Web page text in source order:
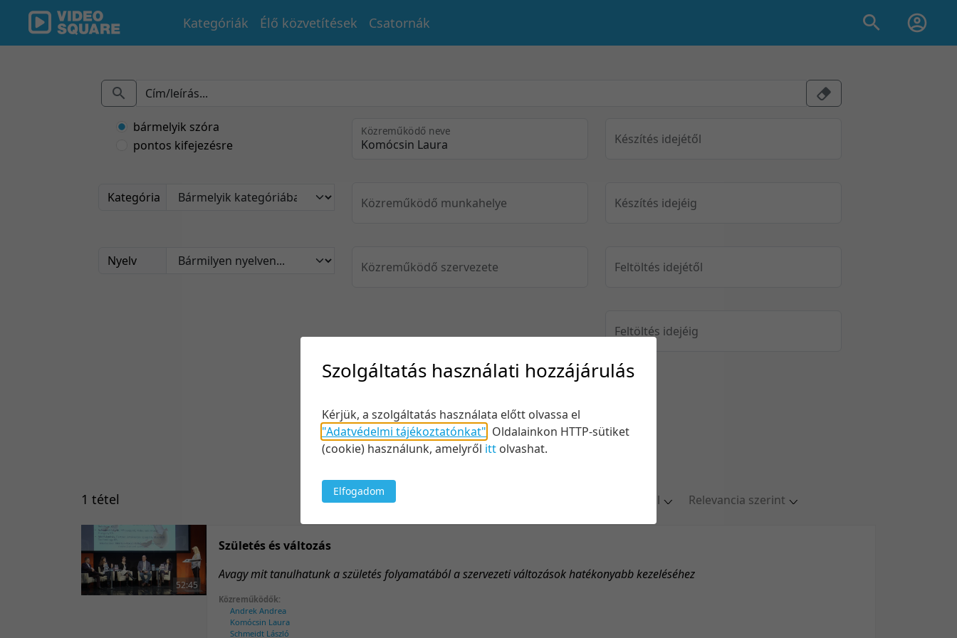
Kategóriák Élő közvetítések Csatornák
bármelyik szóra
pontos kifejezésre
Kategória
Nyelv
Közreműködő neve
Közreműködő munkahelye
Közreműködő szervezete
Készítés idejétől
Készítés idejéig
Feltöltés idejétől
Feltöltés idejéig
Keresés
Relevancia szerint
1 tétel
20 tétel/oldal
5 tétel/oldal
20 tétel/oldal
52:45
Születés és változás
Avagy mit tanulhatunk a születés folyamatából a szervezeti változások hatékonyabb kezeléséhez
Közreműködők:
Andrek Andrea
Komócsin Laura
Schmeidt László
Szolgáltatás használati hozzájárulás
Kérjük, a szolgáltatás használata előtt olvassa el
"Adatvédelmi tájékoztatónkat" Oldalainkon HTTP-sütiket
(cookie) használunk, amelyről itt olvashat.
Elfogadom